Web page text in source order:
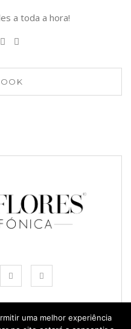
a toda a hora!
uma melhor experiência